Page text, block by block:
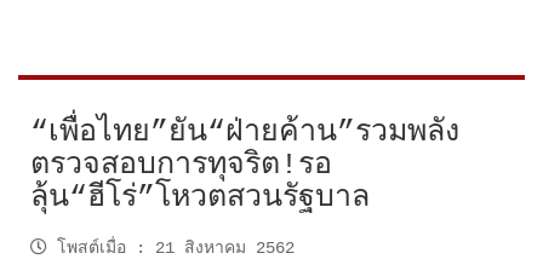
“เพื่อไทย”ยัน“ฝ่ายค้าน”รวมพลัง
ตรวจสอบการทุจริต!รอ
ลุ้น“ฮีโร่”โหวตสวนรัฐบาล
โพสต์เมื่อ : 21 สิงหาคม 2562